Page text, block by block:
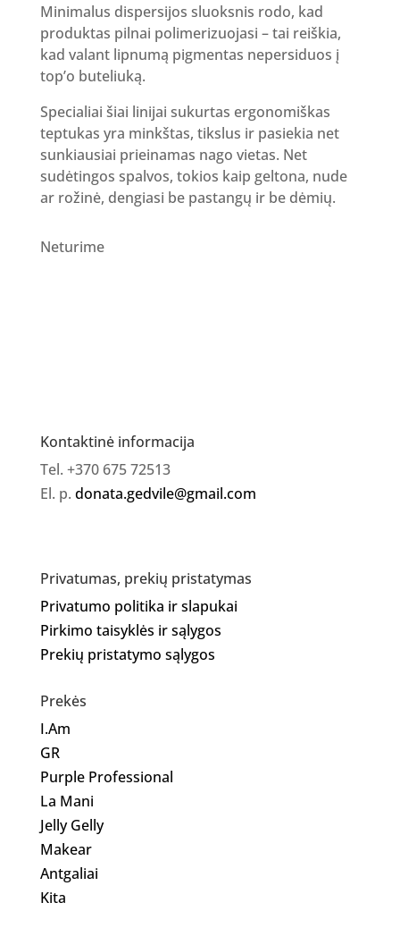
Minimalus dispersijos sluoksnis rodo, kad
produktas pilnai polimerizuojasi – tai reiškia,
kad valant lipnumą pigmentas nepersiduos į
top’o buteliuką.
Specialiai šiai linijai sukurtas ergonomiškas
teptukas yra minkštas, tikslus ir pasiekia net
sunkiausiai prieinamas nago vietas. Net
sudėtingos spalvos, tokios kaip geltona, nude
ar rožinė, dengiasi be pastangų ir be dėmių.
Neturime
Kontaktinė informacija
Tel. +370 675 72513
El. p. donata.gedvile@gmail.com
Privatumas, prekių pristatymas
Privatumo politika ir slapukai
Pirkimo taisyklės ir sąlygos
Prekių pristatymo sąlygos
Prekės
I.Am
GR
Purple Professional
La Mani
Jelly Gelly
Makear
Antgaliai
Kita